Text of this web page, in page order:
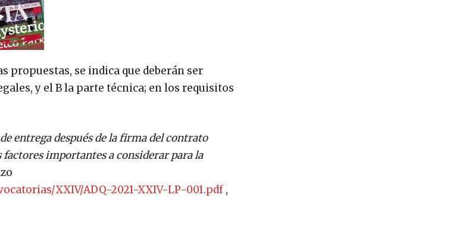
propuestas, se indica que deberán ser
y el B la parte técnica; en los requisitos
entrega después de la firma del contrato
factores importantes a considerar para la
XXIV/ADQ-2021-XXIV-LP-001.pdf ,